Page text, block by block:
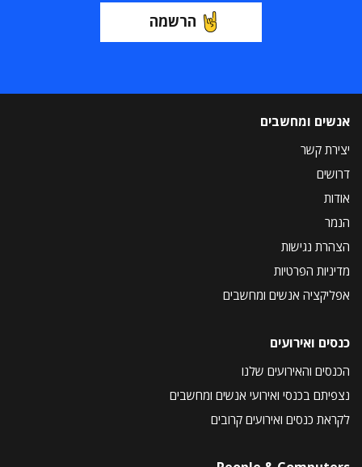
הרשמה
אנשים ומחשבים
יצירת קשר
דרושים
אודות
הנמר
הצהרת נגישות
מדיניות הפרטיות
אפליקציה אנשים ומחשבים
כנסים ואירועים
הכנסים והאירועים שלנו
נצפיתם בכנסי ואירועי אנשים ומחשבים
לקראת כנסים ואירועים קרובים